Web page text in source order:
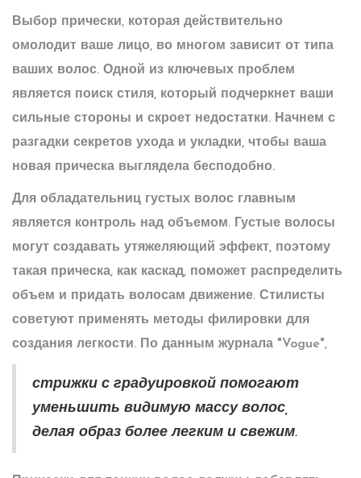
Выбор прически, которая действительно
омолодит ваше лицо, во многом зависит от типа
ваших волос. Одной из ключевых проблем
является поиск стиля, который подчеркнет ваши
сильные стороны и скроет недостатки. Начнем с
разгадки секретов ухода и укладки, чтобы ваша
новая прическа выглядела бесподобно.
Для обладательниц густых волос главным
является контроль над объемом. Густые волосы
могут создавать утяжеляющий эффект, поэтому
такая прическа, как каскад, поможет распределить
объем и придать волосам движение. Стилисты
советуют применять методы филировки для
создания легкости. По данным журнала "Vogue",
стрижки с градуировкой помогают
уменьшить видимую массу волос,
делая образ более легким и свежим.